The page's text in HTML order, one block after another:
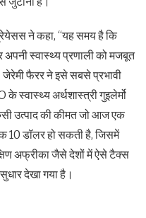
ने कहा, “यह समय है कि
स्वास्थ्य प्रणाली को मजबूत
फैरर ने इसे सबसे प्रभावी
स्वास्थ्य अर्थशास्त्री गुइलेर्मो
उत्पाद की कीमत जो आज एक
डॉलर हो सकती है, जिसमें
अफ्रीका जैसे देशों में ऐसे टैक्स
देखा गया है।